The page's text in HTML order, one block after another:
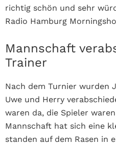
richtig schön und sehr
Radio Hamburg
Mannschaft
Trainer
Nach dem Turnier wurden
Uwe und Herry
waren da, die Spieler
Mannschaft hat sich eine
standen auf dem Rasen in